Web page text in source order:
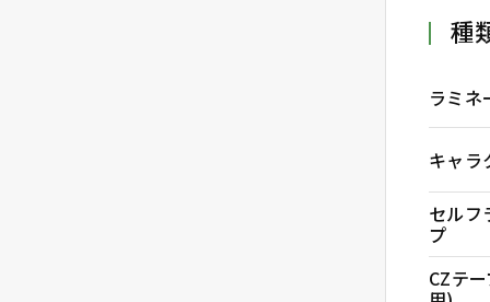
種
ラミネ
キャラ
セルフ
プ
CZテ